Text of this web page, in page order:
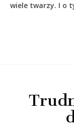
wiele twarzy. I o